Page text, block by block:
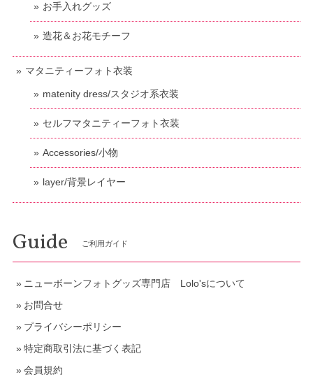
お手入れグッズ
造花＆お花モチーフ
マタニティーフォト衣装
matenity dress/スタジオ系衣装
セルフマタニティーフォト衣装
Accessories/小物
layer/背景レイヤー
Guide ご利用ガイド
ニューボーンフォトグッズ専門店 Lolo'sについて
お問合せ
プライバシーポリシー
特定商取引法に基づく表記
会員規約